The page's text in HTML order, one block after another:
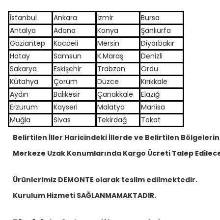
İstanbul Ankara İzmir
Bursa
Antalya
Adana Konya
Şanlıurfa
Gaziantep
Kocaeli Mersin
Diyarbakır
Hatay
Samsun K.Maraş
Denizli
Sakarya
Eskişehir Trabzon
Ordu
Kütahya
Çorum Düzce
Kırıkkale
Aydın
Balıkesir Çanakkale
Elazığ
Erzurum
Kayseri Malatya
Manisa
Muğla
Sivas Tekirdağ
Tokat
Belirtilen İller Haricindeki İllerde ve Belirtilen Bölgelerin
Merkeze Uzak Konumlarında Kargo Ücreti Talep
Ürünlerimiz DEMONTE olarak teslim edilmektedir.
Kurulum Hizmeti SAĞLANMAMAKTADIR.